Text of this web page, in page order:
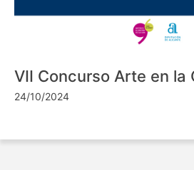
VII Concurso Arte en la
24/10/2024